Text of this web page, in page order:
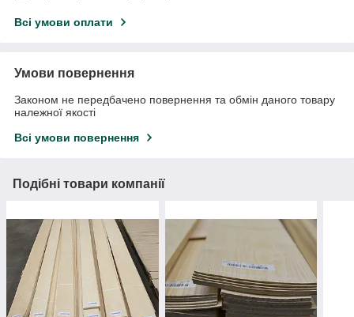
Всі умови оплати
Умови повернення
Законом не передбачено повернення та обмін даного товару
належної якості
Всі умови повернення
Подібні товари компанії